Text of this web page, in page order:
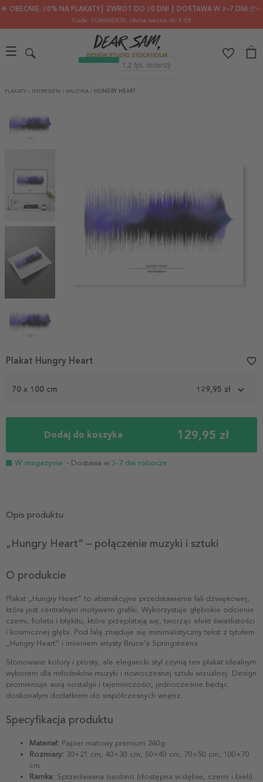
🌟 OBECNIE: 30% NA PLAKATY┃ ZWROT DO 30 DNI ┃ DOSTAWA W 2–7 DNI 📦✨
Code: SUMMER30, oferta ważna do 9.08
PLAKATY / INTRESSEN / MUZYKA / HUNGRY HEART
Item
1
4
70 x 100 cm 129,95 zł
Dodaj do koszyka 129,95 zł
W magazynie - Dostawa w 3-7 dni robocze
Plakat Hungry Heart favorite_border
Opis produktu
„Hungry Heart” – połączenie muzyki i sztuki
O produkcie
Plakat „Hungry Heart” to abstrakcyjne przedstawienie fali dźwiękowej,
która jest centralnym motywem grafiki. Wykorzystuje głębokie odcienie
czerni, fioletu i błękitu, które przeplatają się, tworząc efekt świetlistości
i kosmicznej głębi. Pod falą znajduje się minimalistyczny tekst z tytułem
„Hungry Heart” i imieniem artysty Bruce’a Springsteena.
Stonowane kolory i prosty, ale elegancki styl czynią ten plakat idealnym
wyborem dla miłośników muzyki i nowoczesnej sztuki wizualnej. Design
promieniuje aurą nostalgii i tajemniczości, jednocześnie będąc
doskonałym dodatkiem do współczesnych wnętrz.
Specyfikacja produktu
Materiał: Papier matowy premium 240g
Rozmiary: 30×21 cm, 40×30 cm, 50×40 cm, 70×50 cm, 100×70
cm
Ramka: Sprzedawana osobno (dostępna w dębie, czerni i bieli)